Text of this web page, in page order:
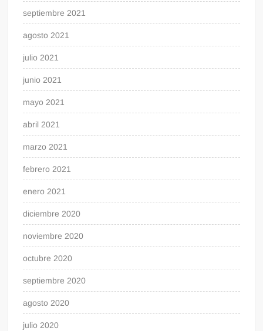
septiembre 2021
agosto 2021
julio 2021
junio 2021
mayo 2021
abril 2021
marzo 2021
febrero 2021
enero 2021
diciembre 2020
noviembre 2020
octubre 2020
septiembre 2020
agosto 2020
julio 2020